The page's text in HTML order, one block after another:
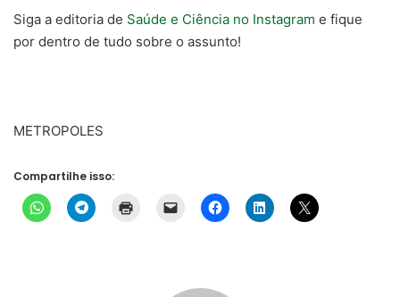
Siga a editoria de Saúde e Ciência no Instagram e fique
por dentro de tudo sobre o assunto!
METROPOLES
Compartilhe isso: